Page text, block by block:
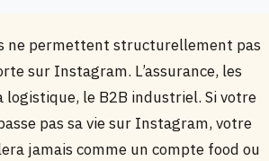
ne permettent structurellement pas
sur Instagram. L’assurance, les
logistique, le B2B industriel. Si votre
pas sa vie sur Instagram, votre
jamais comme un compte food ou